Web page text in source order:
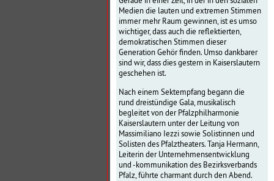
Medien die lauten und extremen Stimmen
immer mehr Raum gewinnen, ist es umso
wichtiger, dass auch die reflektierten,
demokratischen Stimmen dieser
Generation Gehör finden. Umso dankbarer
sind wir, dass dies gestern in Kaiserslautern
geschehen ist.
Nach einem Sektempfang begann die
rund dreistündige Gala, musikalisch
begleitet von der Pfalzphilharmonie
Kaiserslautern unter der Leitung von
Massimiliano Iezzi sowie Solistinnen und
Solisten des Pfalztheaters. Tanja Hermann,
Leiterin der Unternehmensentwicklung
und -kommunikation des Bezirksverbands
Pfalz, führte charmant durch den Abend.